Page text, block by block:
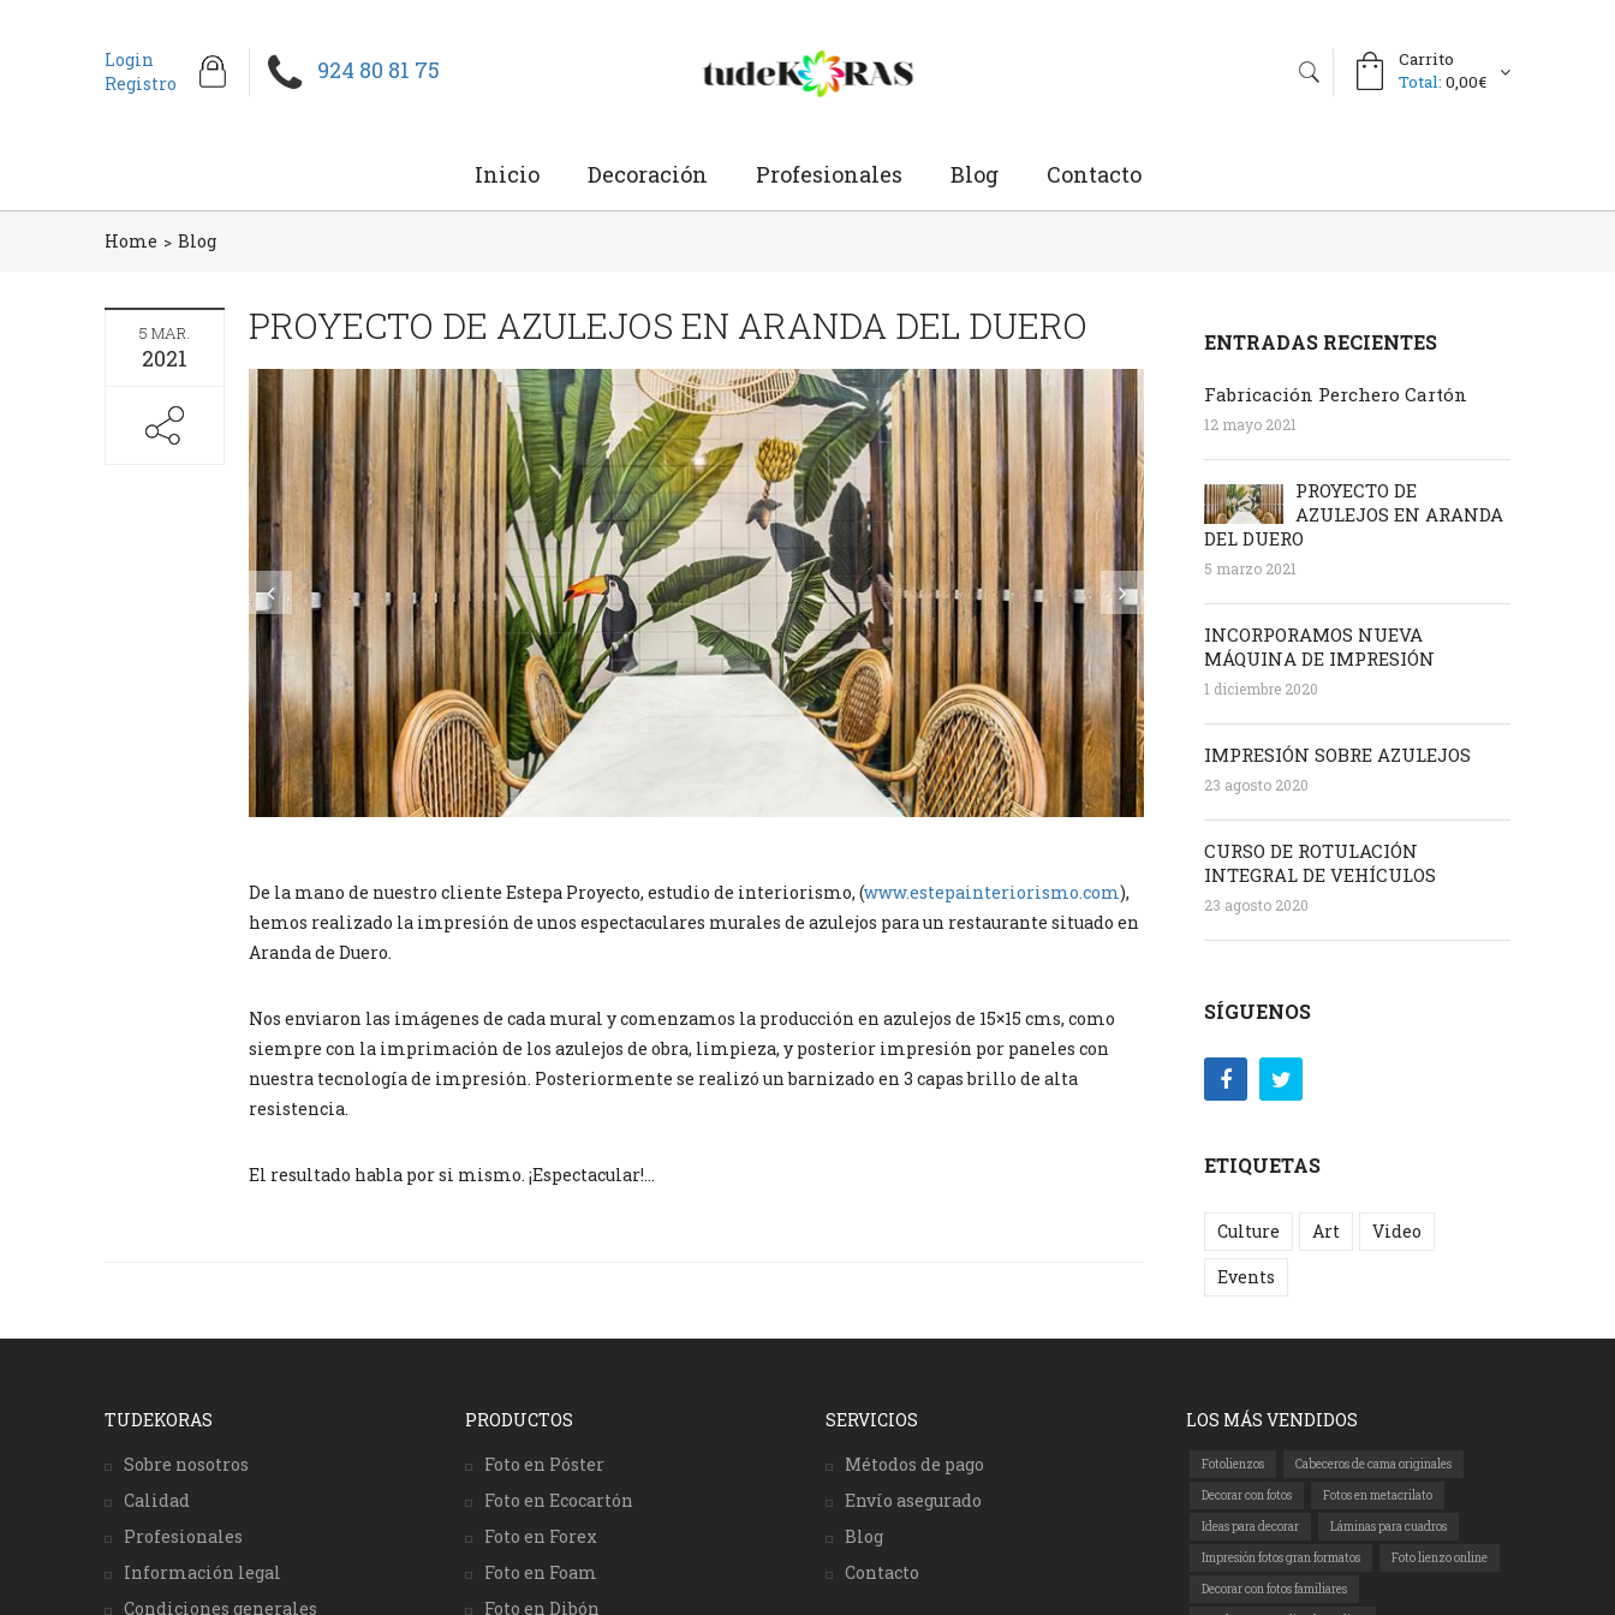
Login
Registro
924 80 81 75
Carrito
Total: 0,00€
Inicio Decoración Profesionales Blog Contacto
Home Blog
PROYECTO DE AZULEJOS EN ARANDA DEL DUERO
5 MAR.
2021
De la mano de nuestro cliente Estepa Proyecto, estudio de interiorismo, (www.estepainteriorismo.com),
hemos realizado la impresión de unos espectaculares murales de azulejos para un restaurante situado en
Aranda de Duero.
Nos enviaron las imágenes de cada mural y comenzamos la producción en azulejos de 15×15 cms, como
siempre con la imprimación de los azulejos de obra, limpieza, y posterior impresión por paneles con
nuestra tecnología de impresión. Posteriormente se realizó un barnizado en 3 capas brillo de alta
resistencia.
El resultado habla por si mismo. ¡Espectacular!…
ENTRADAS RECIENTES
Fabricación Perchero Cartón
12 mayo 2021
PROYECTO DE
AZULEJOS EN ARANDA
DEL DUERO
5 marzo 2021
INCORPORAMOS NUEVA
MÁQUINA DE IMPRESIÓN
1 diciembre 2020
IMPRESIÓN SOBRE AZULEJOS
23 agosto 2020
CURSO DE ROTULACIÓN
INTEGRAL DE VEHÍCULOS
23 agosto 2020
SÍGUENOS
ETIQUETAS
Culture Art
Video
Events
TUDEKORAS
Sobre nosotros
Calidad
Profesionales
Información legal
Condiciones generales
PRODUCTOS
Foto en Póster
Foto en Ecocartón
Foto en Forex
Foto en Foam
Foto en Dibón
SERVICIOS
Métodos de pago
Envío asegurado
Blog
Contacto
LOS MÁS VENDIDOS
Fotolienzos
Cabeceros de cama originales
Decorar con fotos
Fotos en metacrilato
Ideas para decorar
Láminas para cuadros
Impresión fotos gran formatos
Foto lienzo online
Decorar con fotos familiares